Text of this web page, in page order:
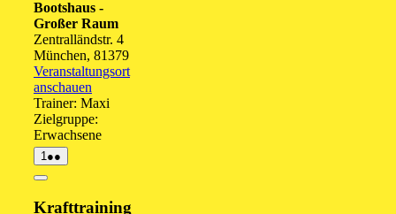
Bootshaus -
Großer Raum
Zentralländstr. 4
München, 81379
Veranstaltungsort
anschauen
Trainer: Maxi
Zielgruppe:
Erwachsene
11.
September
2026
●●
Veranstaltungen)
Close
Krafttraining